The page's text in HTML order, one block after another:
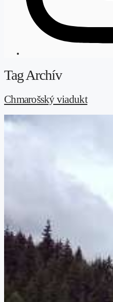
Tag Archív
Chmarošský viadukt